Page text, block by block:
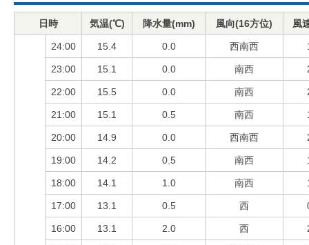
日時 気温(℃) 降水量(mm) 風向(16方位) 風
24:00 15.4 0.0 西南西
23:00 15.1 0.0 南西
22:00 15.5 0.0 南西
21:00 15.1 0.5 南西
20:00 14.9 0.0 西南西
19:00 14.2 0.5 南西
18:00 14.1 1.0 南西
17:00 13.1 0.5 西
16:00 13.1 2.0 西